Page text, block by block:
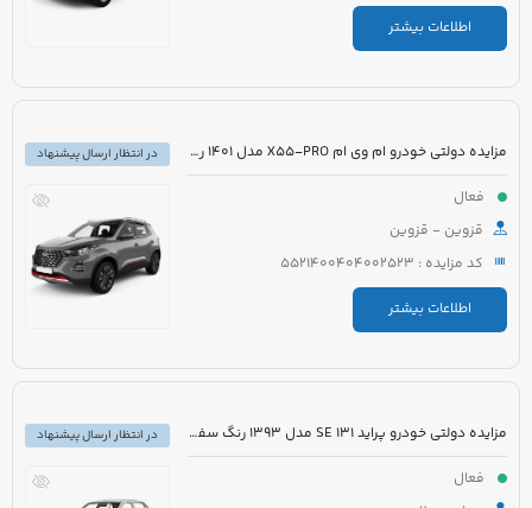
اطلاعات بیشتر
مزایده دولتی خودرو ام وی ام X55-PRO مدل 1401 رنگ مشکی متالیک
فعال
قزوین - قزوین
کد مزایده : 5521400404002523
اطلاعات بیشتر
در انتظار ارسال پیشنهاد
مزایده دولتی خودرو پراید 131 SE مدل 1393 رنگ سفید روغنی
فعال
در انتظار ارسال پیشنهاد